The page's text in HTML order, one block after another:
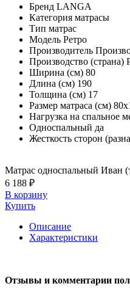
Бренд LANGA
Категория матрасы
Тип матрас
Модель Ретро
Производитель
Производство (страна)
Ширина (см) 80
Длина (см) 190
Толщина (см) 17
Размер матраса (см)
Нагрузка на спальное
Односпальный да
Жесткость сторон
Матрас односпальный Иван
6 188 ₽
В корзину
Купить
Описание
Характеристики
Отзывы и комментарии